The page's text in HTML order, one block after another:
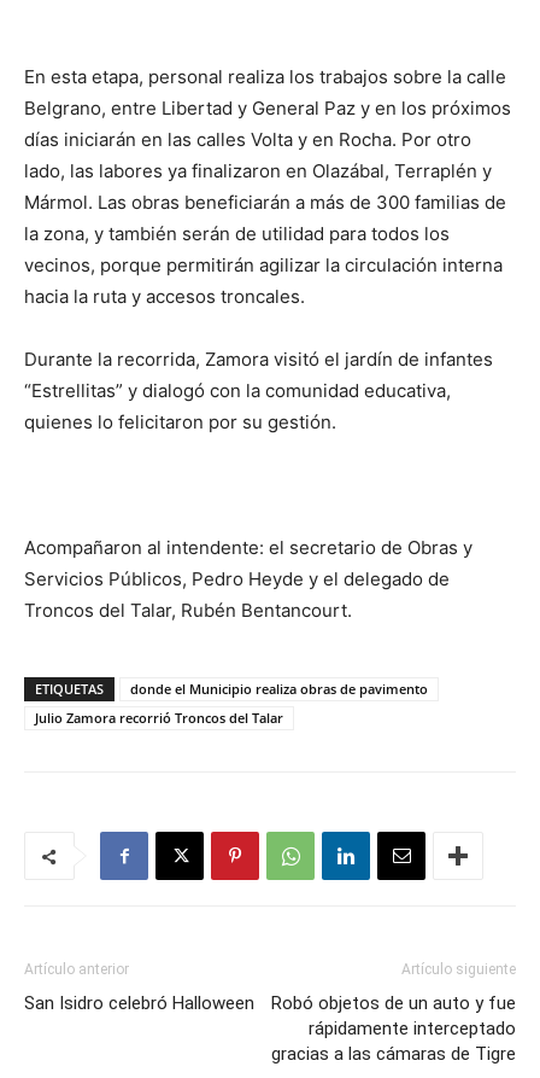
En esta etapa, personal realiza los trabajos sobre la calle
Belgrano, entre Libertad y General Paz y en los próximos
días iniciarán en las calles Volta y en Rocha. Por otro
lado, las labores ya finalizaron en Olazábal, Terraplén y
Mármol. Las obras beneficiarán a más de 300 familias de
la zona, y también serán de utilidad para todos los
vecinos, porque permitirán agilizar la circulación interna
hacia la ruta y accesos troncales.
Durante la recorrida, Zamora visitó el jardín de infantes
“Estrellitas” y dialogó con la comunidad educativa,
quienes lo felicitaron por su gestión.
Acompañaron al intendente: el secretario de Obras y
Servicios Públicos, Pedro Heyde y el delegado de
Troncos del Talar, Rubén Bentancourt.
ETIQUETAS
donde el Municipio realiza obras de pavimento
Julio Zamora recorrió Troncos del Talar
Artículo anterior
San Isidro celebró Halloween
Artículo siguiente
Robó objetos de un auto y fue
rápidamente interceptado
gracias a las cámaras de Tigre